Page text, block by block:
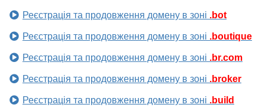
Реєстрація та продовження домену в зоні .bot
Реєстрація та продовження домену в зоні .boutique
Реєстрація та продовження домену в зоні .br.com
Реєстрація та продовження домену в зоні .broker
Реєстрація та продовження домену в зоні .build